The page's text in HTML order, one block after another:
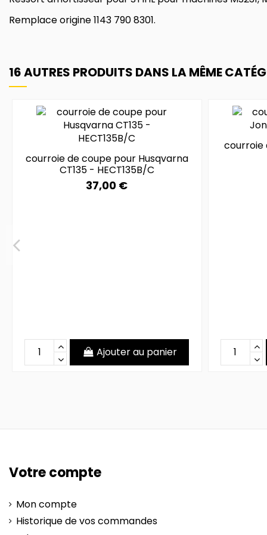
Remplace origine 1143 790 8301.
16 AUTRES PRODUITS DANS LA MÊME
courroie de coupe pour Husqvarna
CT135 - HECT135B/C
37,00 €
Ajouter au panier
courroie
Votre compte
Mon compte
Historique de vos commandes